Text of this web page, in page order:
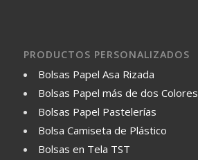
PRODUCTOS PERSONALIZADOS
Bolsas Papel Asa Rizada
Bolsas Papel más de dos Colores
Bolsas Papel Pastelerías
Bolsa Camiseta de Plástico
Bolsas en Tela TST